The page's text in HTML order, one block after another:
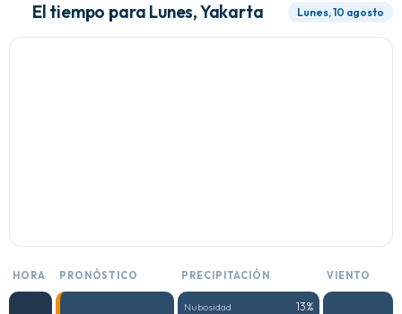
El tiempo para Lunes, Yakarta Lunes, 10 agosto
HORA PRONÓSTICO PRECIPITACIÓN VIENTO
Nubosidad 13%